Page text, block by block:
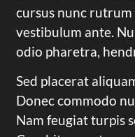
cursus nunc rutrum
vestibulum ante.
odio pharetra,
Sed placerat
Donec commodo
Nam feugiat turpis